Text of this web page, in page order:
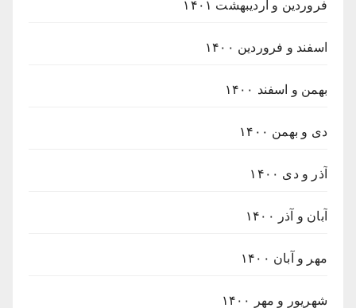
فروردین و اردیبهشت ۱۴۰۱
اسفند و فروردین ۱۴۰۰
بهمن و اسفند ۱۴۰۰
دی و بهمن ۱۴۰۰
آذر و دی ۱۴۰۰
آبان و آذر ۱۴۰۰
مهر و آبان ۱۴۰۰
شهریور و مهر ۱۴۰۰